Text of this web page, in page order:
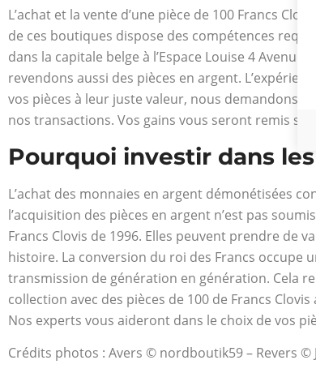
L’achat et la vente d’une pièce de 100 Francs
de ces boutiques dispose des compétences
dans la capitale belge à l’Espace Louise 4
revendons aussi des pièces en argent.
vos pièces à leur juste valeur, nous demandons
nos transactions. Vos gains vous seront remis
Pourquoi investir dans les
L’achat des monnaies en argent démonétisées
l’acquisition des pièces en argent n’est pas
Francs Clovis de 1996. Elles peuvent prendre de
histoire. La conversion du roi des Francs occupe
transmission de génération en génération. Cela
collection avec des pièces de 100 de Francs
Nos experts vous aideront dans le choix de vos
Crédits photos : Avers © nordboutik59 – Revers ©